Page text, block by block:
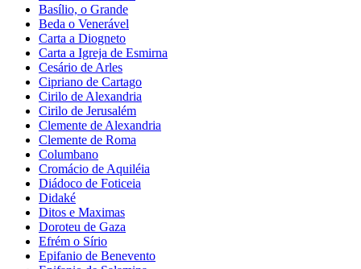
Basílio, o Grande
Beda o Venerável
Carta a Diogneto
Carta a Igreja de Esmirna
Cesário de Arles
Cipriano de Cartago
Cirilo de Alexandria
Cirilo de Jerusalém
Clemente de Alexandria
Clemente de Roma
Columbano
Cromácio de Aquiléia
Diádoco de Foticeia
Didaké
Ditos e Maximas
Doroteu de Gaza
Efrém o Sírio
Epifanio de Benevento